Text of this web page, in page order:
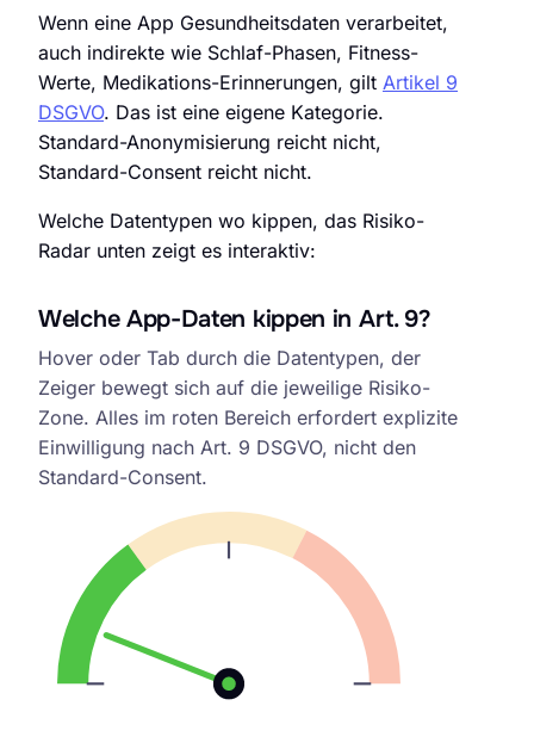
Wenn eine App Gesundheitsdaten verarbeitet,
auch indirekte wie Schlaf-Phasen, Fitness-
Werte, Medikations-Erinnerungen, gilt Artikel 9
DSGVO. Das ist eine eigene Kategorie.
Standard-Anonymisierung reicht nicht,
Standard-Consent reicht nicht.
Welche Datentypen wo kippen, das Risiko-
Radar unten zeigt es interaktiv:
Health-App Risiko-Radar. Art. 9 DSGVO
Welche App-Daten kippen in Art. 9?
Hover oder Tab durch die Datentypen, der
Zeiger bewegt sich auf die jeweilige Risiko-
Zone. Alles im roten Bereich erfordert explizite
Einwilligung nach Art. 9 DSGVO, nicht den
Standard-Consent.